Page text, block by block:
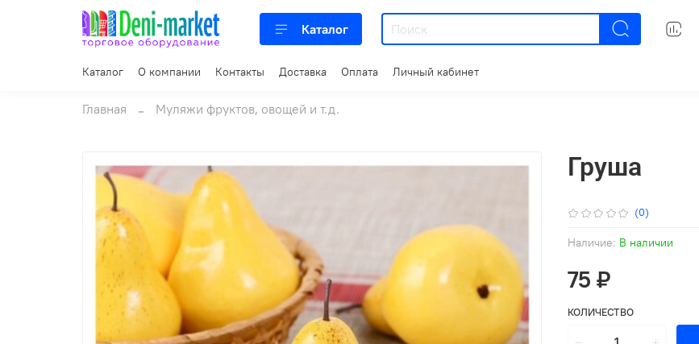
Каталог
Каталог О компании Контакты Доставка Оплата Личный кабинет
Главная Муляжи фруктов, овощей и т.д.
(0)
Наличие: В наличии
Груша
75 ₽
КОЛИЧЕСТВО